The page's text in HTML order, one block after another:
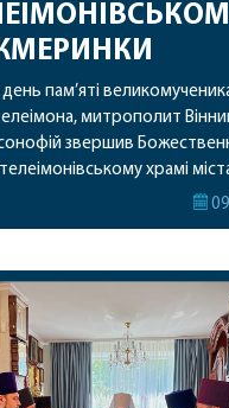
пам’яті
митрополит
звершив
храмі
початком богослужіння
мощей. Митрополиту
секретар єпархії
(Торак), благочинний
округу протоієрей
клірики […]